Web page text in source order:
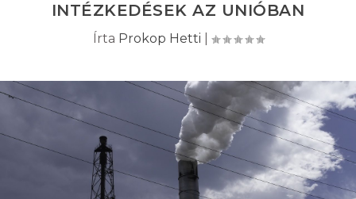
INTÉZKEDÉSEK AZ UNIÓBAN
Írta Prokop Hetti